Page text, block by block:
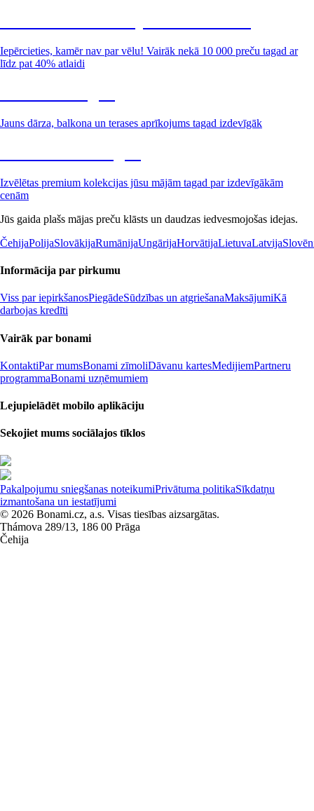
Iepērcieties, kamēr nav par vēlu! Vairāk nekā 10 000 preču tagad ar
līdz pat 40% atlaidi
Jauns dārza, balkona un terases aprīkojums tagad izdevīgāk
Izvēlētas premium kolekcijas jūsu mājām tagad par izdevīgākām
cenām
Jūs gaida plašs mājas preču klāsts un daudzas iedvesmojošas idejas.
ČehijaPolijaSlovākijaRumānijaUngārijaHorvātijaLietuvaLatvija
Informācija par pirkumu
Viss par iepirkšanosPiegādeSūdzības un atgriešanaMaksājumiKā
darbojas kredīti
Vairāk par bonami
KontaktiPar mumsBonami zīmoliDāvanu kartesMedijiemPartneru
programmaBonami uzņēmumiem
Lejupielādēt mobilo aplikāciju
Sekojiet mums sociālajos tīklos
Pakalpojumu sniegšanas noteikumiPrivātuma politikaSīkdatņu
izmantošana un iestatījumi
© 2026 Bonami.cz, a.s. Visas tiesības aizsargātas.
Thámova 289/13, 186 00 Prāga
Čehija